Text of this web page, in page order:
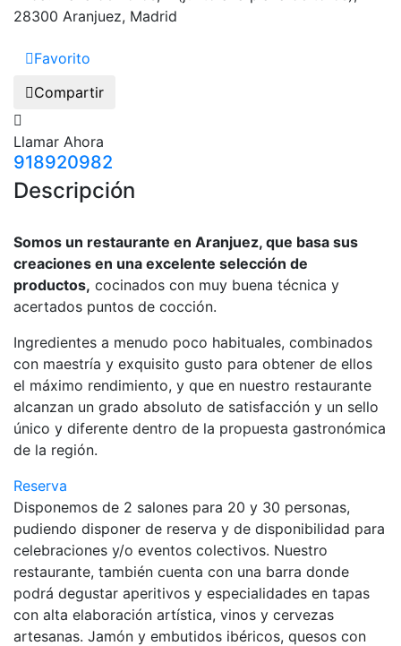
28300 Aranjuez, Madrid
Favorito
Compartir
Llamar Ahora
918920982
Descripción
Somos un restaurante en Aranjuez, que basa sus
creaciones en una excelente selección de
productos, cocinados con muy buena técnica y
acertados puntos de cocción.
Ingredientes a menudo poco habituales, combinados
con maestría y exquisito gusto para obtener de ellos
el máximo rendimiento, y que en nuestro restaurante
alcanzan un grado absoluto de satisfacción y un sello
único y diferente dentro de la propuesta gastronómica
de la región.
Reserva
Disponemos de 2 salones para 20 y 30 personas,
pudiendo disponer de reserva y de disponibilidad para
celebraciones y/o eventos colectivos. Nuestro
restaurante, también cuenta con una barra donde
podrá degustar aperitivos y especialidades en tapas
con alta elaboración artística, vinos y cervezas
artesanas. Jamón y embutidos ibéricos, quesos con